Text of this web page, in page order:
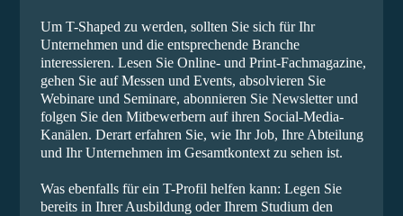
Um T-Shaped zu werden, sollten Sie sich für Ihr
Unternehmen und die entsprechende Branche
interessieren. Lesen Sie Online- und Print-Fachmagazine,
gehen Sie auf Messen und Events, absolvieren Sie
Webinare und Seminare, abonnieren Sie Newsletter und
folgen Sie den Mitbewerbern auf ihren Social-Media-
Kanälen. Derart erfahren Sie, wie Ihr Job, Ihre Abteilung
und Ihr Unternehmen im Gesamtkontext zu sehen ist.
Was ebenfalls für ein T-Profil helfen kann: Legen Sie
bereits in Ihrer Ausbildung oder Ihrem Studium den